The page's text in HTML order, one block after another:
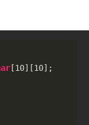
[10][10];